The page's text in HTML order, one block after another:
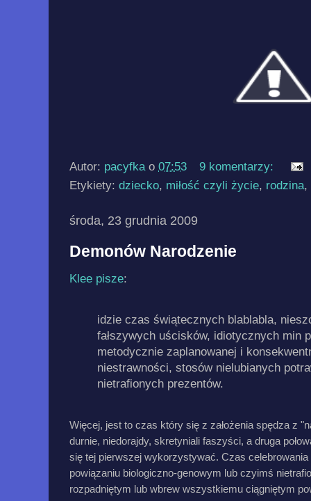
Autor: pacyfka o 07:53
9 komentarzy:
Etykiety: dziecko, miłość czyli życie, rodzina,
środa, 23 grudnia 2009
Demonów Narodzenie
Klee pisze:
idzie czas świątecznych blablabla,
fałszywych uścisków, idiotycznych min
metodycznie zaplanowanej i
niestrawności, stosów nielubianych
nietrafionych prezentów.
Więcej, jest to czas który się z założenia spędza z
durnie, niedorajdy, skretyniali faszyści, a druga
się tej pierwszej wykorzystywać. Czas
powiązaniu biologiczno-genowym lub czyimś
rozpadniętym lub wbrew wszystkiemu ciągniętym